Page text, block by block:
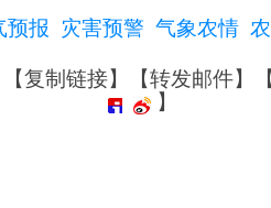
预报 灾害预警 气象农情
复制链接】【转发邮件】
】